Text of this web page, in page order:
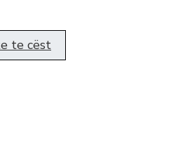
te cëst